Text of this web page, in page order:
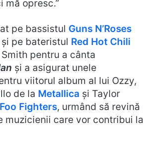
mă opresc.”
pe bassistul Guns N’Roses
pe bateristul Red Hot Chili
pentru a cânta
și a asigurat unele
viitorul album al lui Ozzy,
de la Metallica și Taylor
Foo Fighters, urmând să revină
muzicienii care vor contribui la